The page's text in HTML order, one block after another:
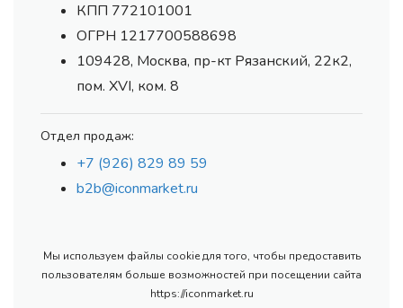
КПП 772101001
ОГРН 1217700588698
109428, Москва, пр-кт Рязанский, 22к2,
пом. XVI, ком. 8
Отдел продаж:
+7 (926) 829 89 59
b2b@iconmarket.ru
Мы используем файлы cookie для того, чтобы предоставить
пользователям больше возможностей при посещении сайта
https://iconmarket.ru